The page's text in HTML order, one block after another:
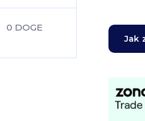
0 DOGE
Jak